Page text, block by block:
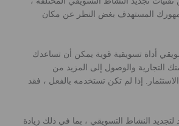
المستهدف بغض النظر عن مكان
أداة تسويقية قوية يمكن أن تساعدك
التجارية والوصول إلى المزيد من
إذا لم تكن تستخدمه بالفعل ، فقد
لتجديد النشاط التسويقي ، بما في ذلك زيادة